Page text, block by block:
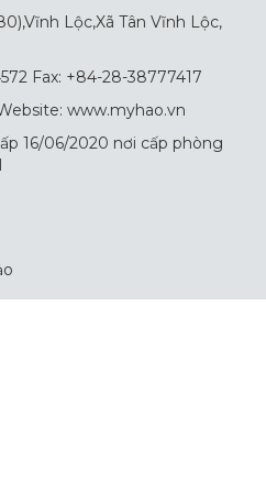
Lộc,Xã Tân Vĩnh Lộc,
Fax: +84-28-38777417
www.myhao.vn
16/06/2020 nơi cấp phòng